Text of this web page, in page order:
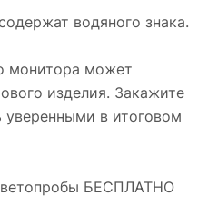
водяного знака.
монитора может
изделия. Закажите
уверенными в итоговом
БЕСПЛАТНО